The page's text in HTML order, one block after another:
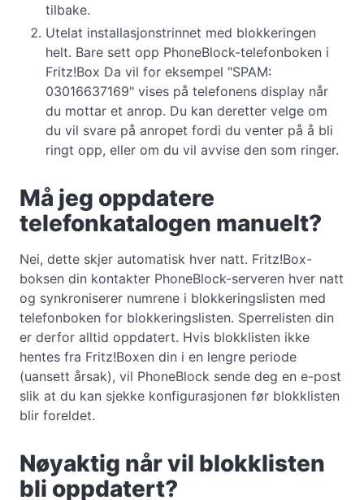
tilbake.
Utelat installasjonstrinnet med blokkeringen
helt. Bare sett opp PhoneBlock-telefonboken i
Fritz!Box Da vil for eksempel "SPAM:
03016637169" vises på telefonens display når
du mottar et anrop. Du kan deretter velge om
du vil svare på anropet fordi du venter på å bli
ringt opp, eller om du vil avvise den som ringer.
Må jeg oppdatere
telefonkatalogen manuelt?
Nei, dette skjer automatisk hver natt. Fritz!Box-
boksen din kontakter PhoneBlock-serveren hver natt
og synkroniserer numrene i blokkeringslisten med
telefonboken for blokkeringslisten. Sperrelisten din
er derfor alltid oppdatert. Hvis blokklisten ikke
hentes fra Fritz!Boxen din i en lengre periode
(uansett årsak), vil PhoneBlock sende deg en e-post
slik at du kan sjekke konfigurasjonen før blokklisten
blir foreldet.
Nøyaktig når vil blokklisten
bli oppdatert?